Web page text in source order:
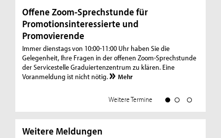
Offene Zoom-Sprechstunde für
Promotionsinteressierte und
Promovierende
Immer dienstags von 10:00-11:00 Uhr haben Sie die
Gelegenheit, Ihre Fragen in der offenen Zoom-Sprechstunde
der Servicestelle Graduiertenzentrum zu klären. Eine
Voranmeldung ist nicht nötig.
Mehr
Weitere Termine
Weitere Meldungen